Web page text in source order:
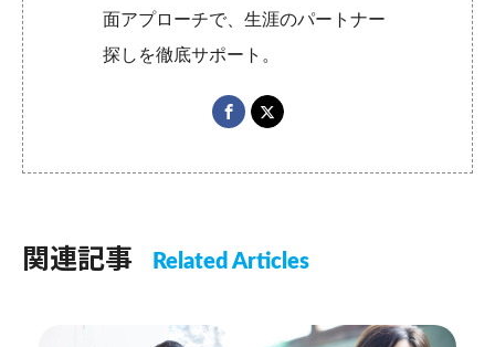
面アプローチで、生涯のパートナー
探しを徹底サポート。
関連記事 Related Articles